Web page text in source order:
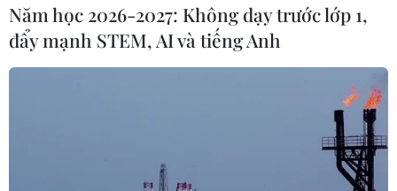
Năm học 2026-2027: Không dạy trước lớp 1,
đẩy mạnh STEM, AI và tiếng Anh